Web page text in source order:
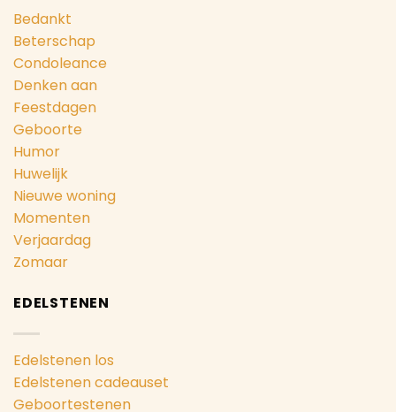
Bedankt
Beterschap
Condoleance
Denken aan
Feestdagen
Geboorte
Humor
Huwelijk
Nieuwe woning
Momenten
Verjaardag
Zomaar
EDELSTENEN
Edelstenen los
Edelstenen cadeauset
Geboortestenen